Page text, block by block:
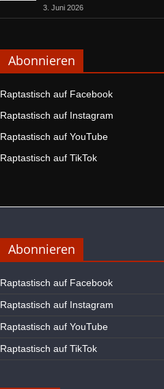
3. Juni 2026
Abonnieren
Raptastisch auf Facebook
Raptastisch auf Instagram
Raptastisch auf YouTube
Raptastisch auf TikTok
Abonnieren
Raptastisch auf Facebook
Raptastisch auf Instagram
Raptastisch auf YouTube
Raptastisch auf TikTok